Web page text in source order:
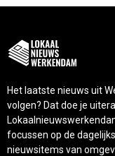
Het laatste nieuws uit
volgen? Dat doe je
focussen op de
nieuwsitems van